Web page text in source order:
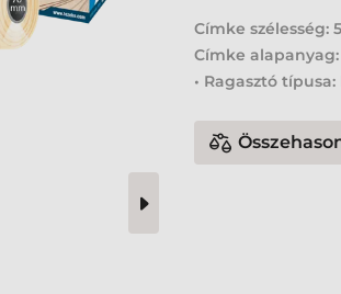
Címke szélesség:
Címke
• Ragasztó